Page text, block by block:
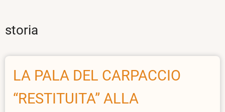
storia
LA PALA DEL CARPACCIO
“RESTITUITA” ALLA